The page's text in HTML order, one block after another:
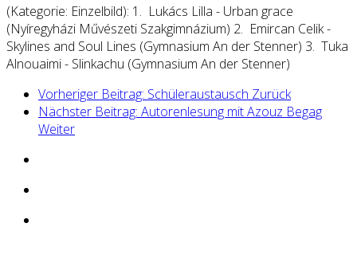
(Kategorie: Einzelbild): 1. Lukács Lilla - Urban grace
(Nyíregyházi Művészeti Szakgimnázium) 2. Emircan Celik -
Skylines and Soul Lines (Gymnasium An der Stenner) 3. Tuka
Alnouaimi - Slinkachu (Gymnasium An der Stenner)
Vorheriger Beitrag: Schüleraustausch Zurück
Nächster Beitrag: Autorenlesung mit Azouz Begag
Weiter